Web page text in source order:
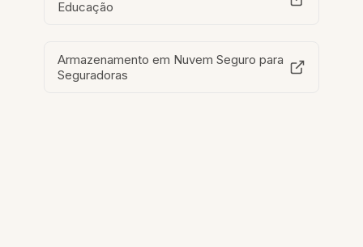
Educação
Armazenamento em Nuvem Seguro para
Seguradoras